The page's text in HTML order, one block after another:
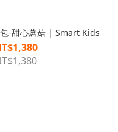
-甜心蘑菇 | Smart Kids